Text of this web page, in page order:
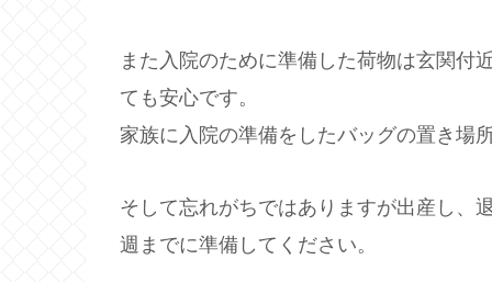
また入院のために準備した荷物は玄関付
ても安心です。
家族に入院の準備をしたバッグの置き場
そして忘れがちではありますが出産し、
週までに準備してください。